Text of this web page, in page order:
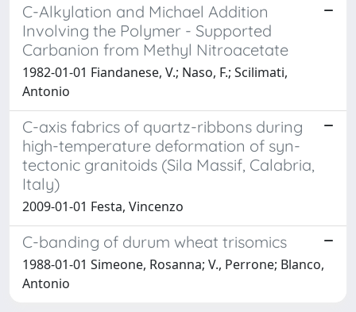
C-Alkylation and Michael Addition
Involving the Polymer - Supported
Carbanion from Methyl Nitroacetate
1982-01-01 Fiandanese, V.; Naso, F.; Scilimati,
Antonio
C-axis fabrics of quartz-ribbons during
high-temperature deformation of syn-
tectonic granitoids (Sila Massif, Calabria,
Italy)
2009-01-01 Festa, Vincenzo
C-banding of durum wheat trisomics
1988-01-01 Simeone, Rosanna; V., Perrone; Blanco,
Antonio